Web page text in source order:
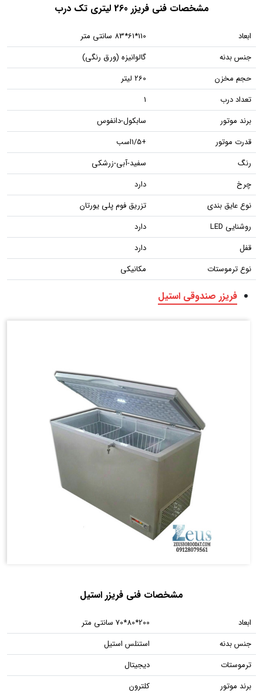
مشخصات فنی فریزر 260 لیتری تک درب
ابعاد
110*61*83 سانتی متر
جنس بدنه
گالوانیزه (ورق رنگی)
حجم مخزن
260 لیتر
تعداد درب
1
برند موتور
سابکول-دانفوس
قدرت موتور
+1/5اسب
رنگ
سفید-آبی-زرشکی
چرخ
دارد
نوع عایق بندی
تزریق فوم پلی یورتان
روشنایی LED
دارد
قفل
دارد
نوع ترموستات
مکانیکی
فریزر صندوقی استیل
مشخصات فنی فریزر استیل
ابعاد
200*80*70 سانتی متر
جنس بدنه
استنلس استیل
ترموستات
دیجیتال
برند موتور
کلترون